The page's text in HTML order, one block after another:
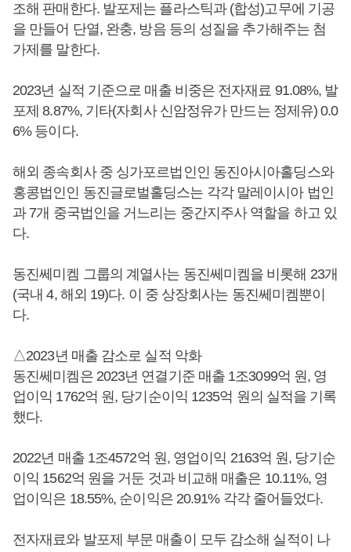
조해 판매한다. 발포제는 플라스틱과 (합성)고무에 기공
을 만들어 단열, 완충, 방음 등의 성질을 추가해주는 첨
가제를 말한다.
2023년 실적 기준으로 매출 비중은 전자재료 91.08%, 발
포제 8.87%, 기타(자회사 신암정유가 만드는 정제유) 0.0
6% 등이다.
해외 종속회사 중 싱가포르법인인 동진아시아홀딩스와
홍콩법인인 동진글로벌홀딩스는 각각 말레이시아 법인
과 7개 중국법인을 거느리는 중간지주사 역할을 하고 있
다.
동진쎄미켐 그룹의 계열사는 동진쎄미켐을 비롯해 23개
(국내 4, 해외 19)다. 이 중 상장회사는 동진쎄미켐뿐이
다.
△2023년 매출 감소로 실적 악화
동진쎄미켐은 2023년 연결기준 매출 1조3099억 원, 영
업이익 1762억 원, 당기순이익 1235억 원의 실적을 기록
했다.
2022년 매출 1조4572억 원, 영업이익 2163억 원, 당기순
이익 1562억 원을 거둔 것과 비교해 매출은 10.11%, 영
업이익은 18.55%, 순이익은 20.91% 각각 줄어들었다.
전자재료와 발포제 부문 매출이 모두 감소해 실적이 나